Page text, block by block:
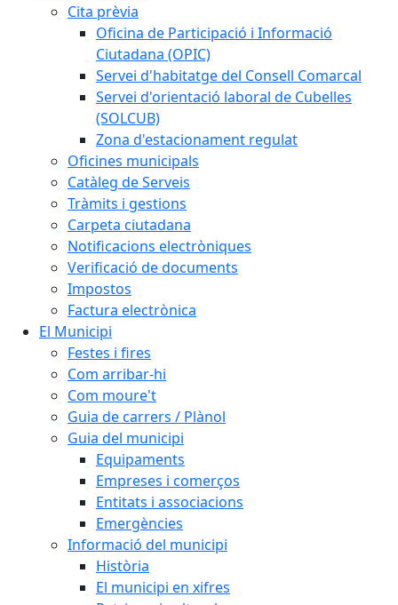
Cita prèvia
Oficina de Participació i Informació
Ciutadana (OPIC)
Servei d'habitatge del Consell Comarcal
Servei d'orientació laboral de Cubelles
(SOLCUB)
Zona d'estacionament regulat
Oficines municipals
Catàleg de Serveis
Tràmits i gestions
Carpeta ciutadana
Notificacions electròniques
Verificació de documents
Impostos
Factura electrònica
El Municipi
Festes i fires
Com arribar-hi
Com moure't
Guia de carrers / Plànol
Guia del municipi
Equipaments
Empreses i comerços
Entitats i associacions
Emergències
Informació del municipi
Història
El municipi en xifres